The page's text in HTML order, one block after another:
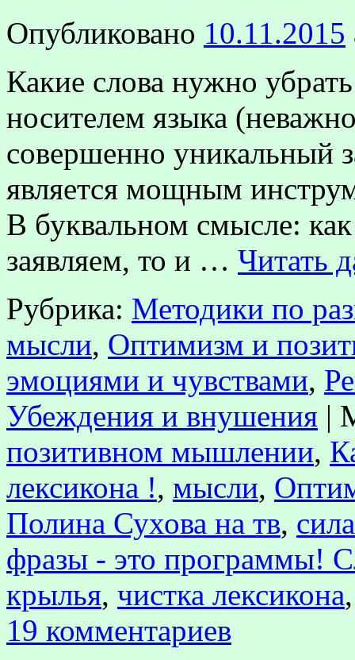
Опубликовано 10.11.2015
Какие слова нужно
носителем языка
совершенно уникальный
является мощным
В буквальном смысле:
заявляем, то и … Читать
Рубрика: Методики по
мысли, Оптимизм и
эмоциями и чувствами,
Убеждения и внушения |
позитивном мышлении,
лексикона !, мысли,
Полина Сухова на тв,
фразы - это программы!
крылья, чистка лексикона
19 комментариев